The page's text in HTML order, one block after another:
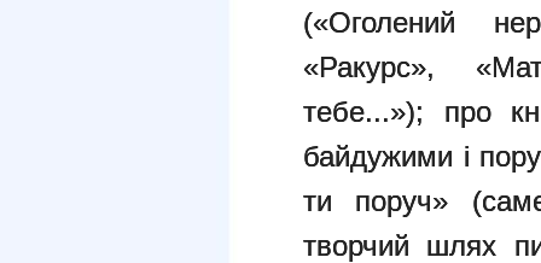
(«Оголений
«Ракурс»,
тебе...»); про
байдужими і
ти поруч»
творчий шлях